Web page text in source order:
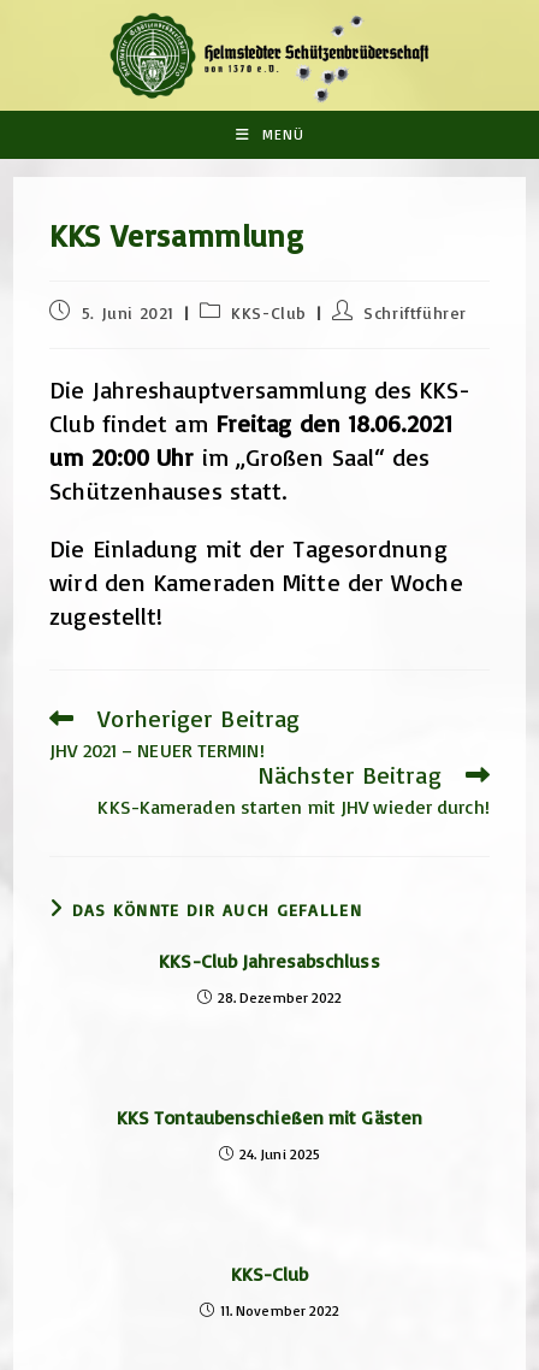
MENÜ
KKS Versammlung
Beitrag5. Juni 2021
Beitrags-
KKS-Club
Beitrags-
Schriftführer
Die Jahreshauptversammlung des KKS-
Club findet am Freitag den 18.06.2021
um 20:00 Uhr im „Großen Saal“ des
Schützenhauses statt.
Die Einladung mit der Tagesordnung
wird den Kameraden Mitte der Woche
zugestellt!
Weitere
ansehen
Vorheriger Beitrag
JHV 2021 – NEUER TERMIN!
Nächster Beitrag
KKS-Kameraden starten mit JHV wieder durch!
DAS KÖNNTE DIR AUCH GEFALLEN
KKS-Club Jahresabschluss
28. Dezember 2022
KKS Tontaubenschießen mit Gästen
24. Juni 2025
KKS-Club
11. November 2022